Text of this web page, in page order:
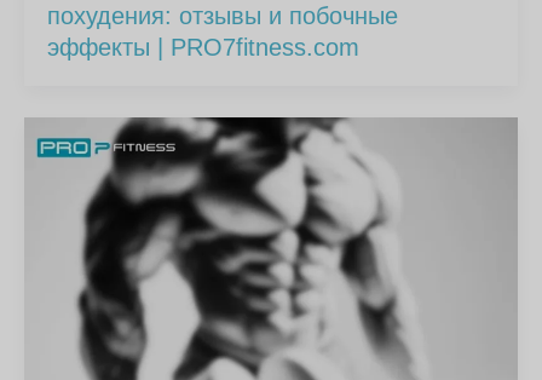
похудения: отзывы и побочные
эффекты | PRO7fitness.com